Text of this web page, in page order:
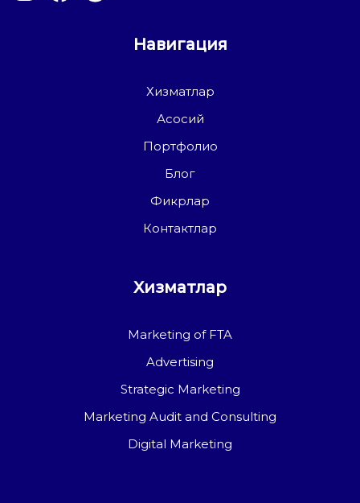
Навигация
Хизматлар
Асосий
Портфолио
Блог
Фикрлар
Контактлар
Хизматлар
Marketing of FTA
Advertising
Strategic Marketing
Marketing Audit and Consulting
Digital Marketing